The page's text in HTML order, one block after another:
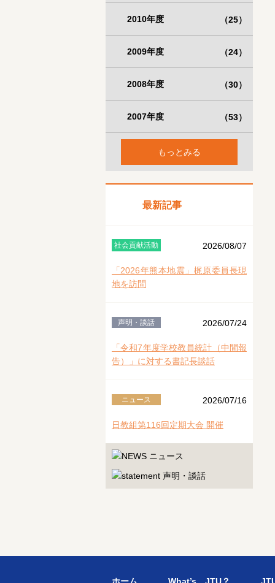
2010年度 （25）
2009年度 （24）
2008年度 （30）
2007年度 （53）
もっとみる
最新記事
社会貢献活動 2026/08/07
「2026年熊本地震」梶原委員長現
地を訪問
声明・談話 2026/07/24
「令和7年度学校教員統計（中間報
告）」に対する書記長談話
ニュース 2026/07/16
日教組第116回定期大会 開催